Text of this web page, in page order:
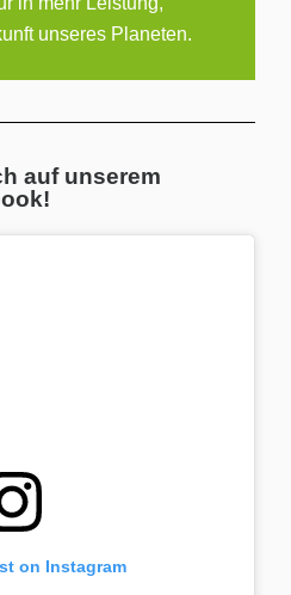
unseres Planeten.
auf unserem
on Instagram